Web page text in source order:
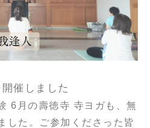
催しました
6月の壽徳寺 寺ヨガも、無
した。ご参加くださった皆